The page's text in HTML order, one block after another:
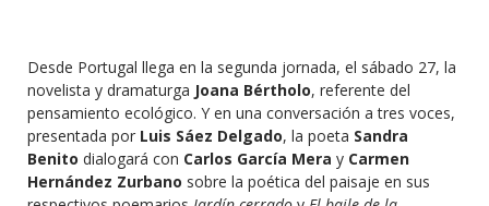
Desde Portugal llega en la segunda jornada, el sábado 27, la
novelista y dramaturga Joana Bértholo, referente del
pensamiento ecológico. Y en una conversación a tres voces,
presentada por Luis Sáez Delgado, la poeta Sandra
Benito dialogará con Carlos García Mera y Carmen
Hernández Zurbano sobre la poética del paisaje en sus